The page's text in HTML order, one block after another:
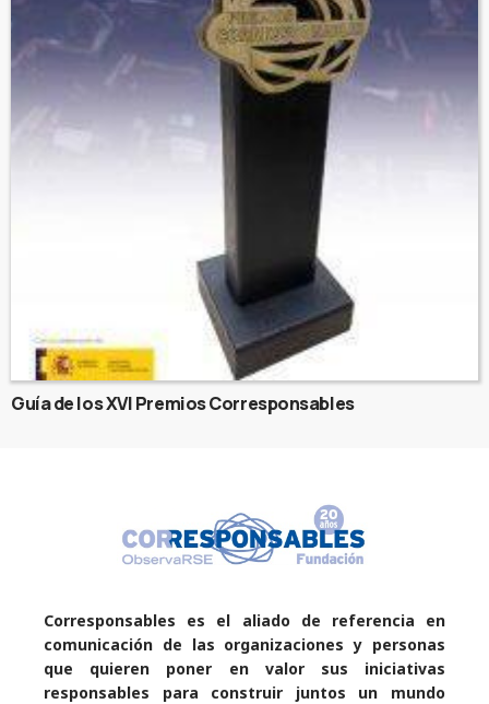
Guía de los XVI Premios Corresponsables
Corresponsables es el aliado de referencia en
comunicación de las organizaciones y personas
que quieren poner en valor sus iniciativas
responsables para construir juntos un mundo